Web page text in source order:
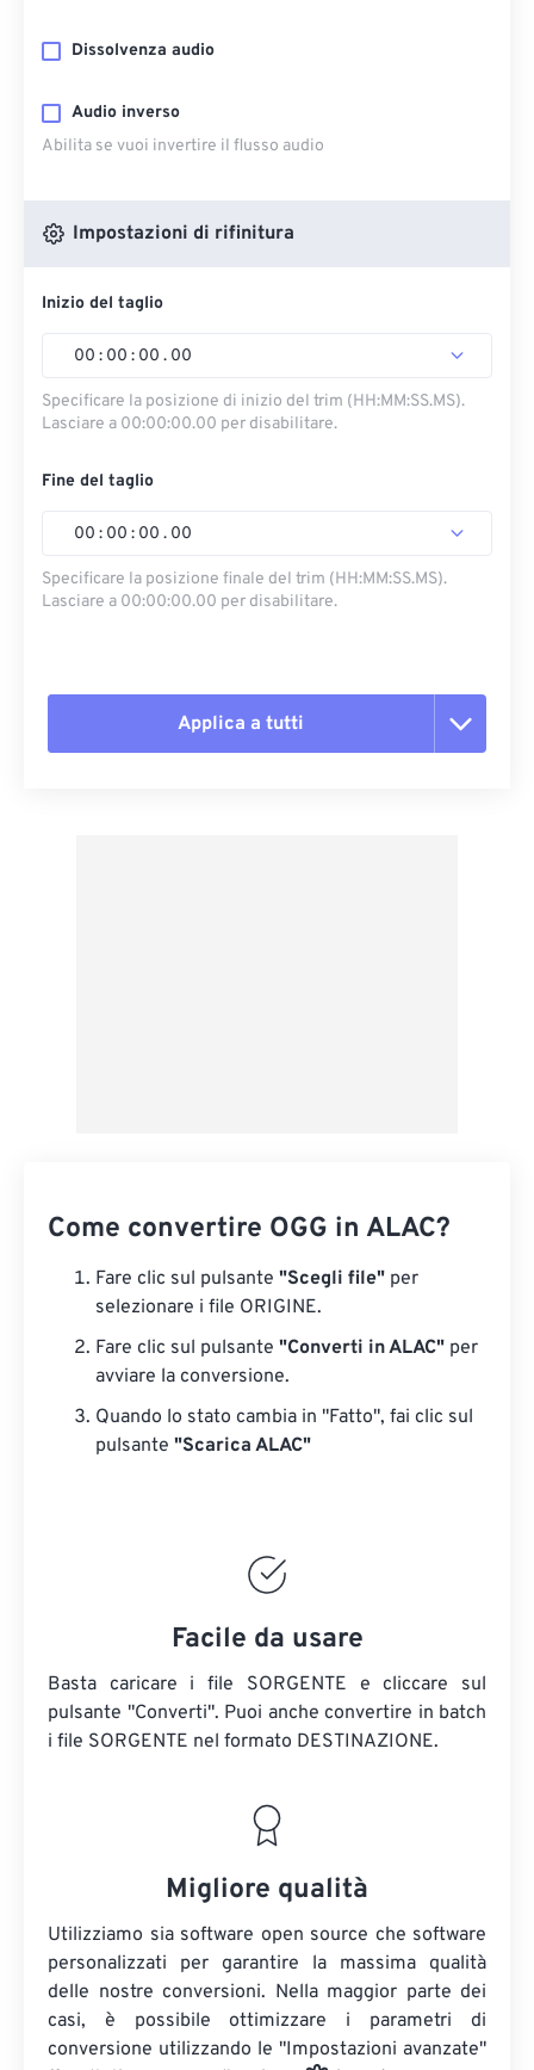
Dissolvenza audio
Audio inverso
Abilita se vuoi invertire il flusso audio
Impostazioni di rifinitura
Inizio del taglio
00 : 00 : 00 . 00
Specificare la posizione di inizio del trim (HH:MM:SS.MS).
Lasciare a 00:00:00.00 per disabilitare.
Fine del taglio
00 : 00 : 00 . 00
Specificare la posizione finale del trim (HH:MM:SS.MS).
Lasciare a 00:00:00.00 per disabilitare.
Applica a tutti
Come convertire OGG in ALAC?
Fare clic sul pulsante "Scegli file" per
selezionare i file ORIGINE.
Fare clic sul pulsante "Converti in ALAC" per
avviare la conversione.
Quando lo stato cambia in "Fatto", fai clic sul
pulsante "Scarica ALAC"
Facile da usare
Basta caricare i file SORGENTE e cliccare sul
pulsante "Converti". Puoi anche convertire in batch
i file SORGENTE nel formato DESTINAZIONE.
Migliore qualità
Utilizziamo sia software open source che software
personalizzati per garantire la massima qualità
delle nostre conversioni. Nella maggior parte dei
casi, è possibile ottimizzare i parametri di
conversione utilizzando le "Impostazioni avanzate"